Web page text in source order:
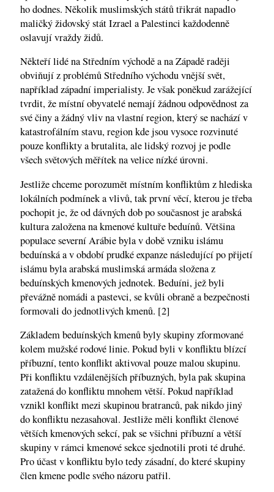
ho dodnes. Několik muslimských států třikrát napadlo
maličký židovský stát Izrael a Palestinci každodenně
oslavují vraždy židů.
Někteří lidé na Středním východě a na Západě raději
obviňují z problémů Středního východu vnější svět,
například západní imperialisty. Je však poněkud zarážející
tvrdit, že místní obyvatelé nemají žádnou odpovědnost za
své činy a žádný vliv na vlastní region, který se nachází v
katastrofálním stavu, region kde jsou vysoce rozvinuté
pouze konflikty a brutalita, ale lidský rozvoj je podle
všech světových měřítek na velice nízké úrovni.
Jestliže chceme porozumět místním konfliktům z hlediska
lokálních podmínek a vlivů, tak první věcí, kterou je třeba
pochopit je, že od dávných dob po současnost je arabská
kultura založena na kmenové kultuře beduínů. Většina
populace severní Arábie byla v době vzniku islámu
beduínská a v období prudké expanze následující po přijetí
islámu byla arabská muslimská armáda složena z
beduínských kmenových jednotek. Beduíni, jež byli
převážně nomádi a pastevci, se kvůli obraně a bezpečnosti
formovali do jednotlivých kmenů. [2]
Základem beduínských kmenů byly skupiny zformované
kolem mužské rodové linie. Pokud byli v konfliktu blízcí
příbuzní, tento konflikt aktivoval pouze malou skupinu.
Při konfliktu vzdálenějších příbuzných, byla pak skupina
zatažená do konfliktu mnohem větší. Pokud například
vznikl konflikt mezi skupinou bratranců, pak nikdo jiný
do konfliktu nezasahoval. Jestliže měli konflikt členové
větších kmenových sekcí, pak se všichni příbuzní a větší
skupiny v rámci kmenové sekce sjednotili proti té druhé.
Pro účast v konfliktu bylo tedy zásadní, do které skupiny
člen kmene podle svého názoru patřil.